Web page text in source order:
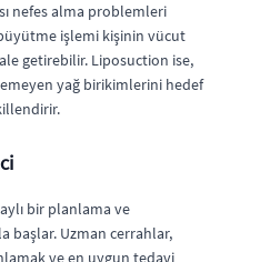
nefes alma problemleri
işlemi kişinin vücut
getirebilir. Liposuction ise,
yağ birikimlerini hedef
bir planlama ve
başlar. Uzman cerrahlar,
ve en uygun tedavi